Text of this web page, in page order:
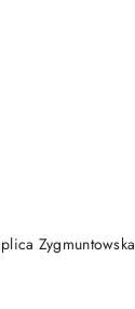
Zygmuntowska